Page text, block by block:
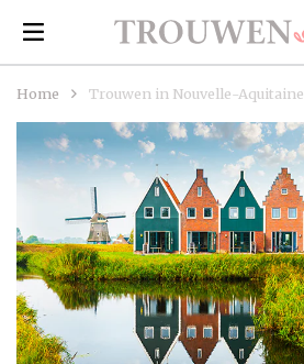
Home Trouwen in Nouvelle-Aquitaine